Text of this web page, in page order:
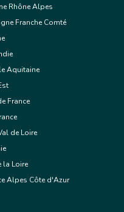
Rhône Alpes
Franche Comté
Aquitaine
France
de Loire
la Loire
Alpes Côte d'Azur